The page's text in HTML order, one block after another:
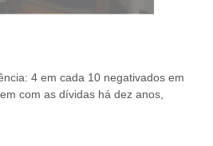
4 em cada 10 negativados em
com as dívidas há dez anos,